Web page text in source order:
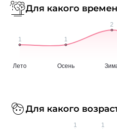
Для какого
Для какого